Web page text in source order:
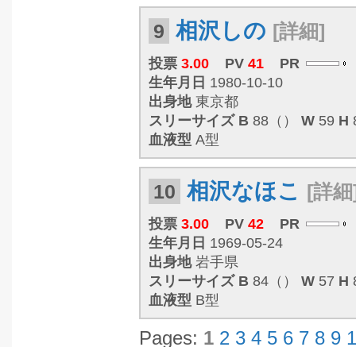
9 相沢しの [詳細]
投票 3.00 PV 41
PR
生年月日 1980-10-10
出身地東京都
スリーサイズ B 88（） W 59 H
血液型 A型
10 相沢なほこ [詳
投票 3.00 PV 42
PR
生年月日 1969-05-24
出身地岩手県
スリーサイズ B 84（） W 57 H
血液型 B型
Pages: 1 2 3 4 5 6 7 8 9